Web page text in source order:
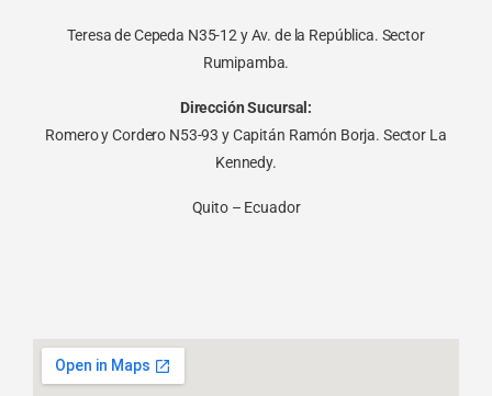
Teresa de Cepeda N35-12 y Av. de la República. Sector
Rumipamba.
Dirección Sucursal:
Romero y Cordero N53-93 y Capitán Ramón Borja. Sector La
Kennedy.
Quito – Ecuador